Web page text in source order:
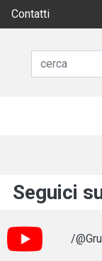
Contatti
Seguici
/